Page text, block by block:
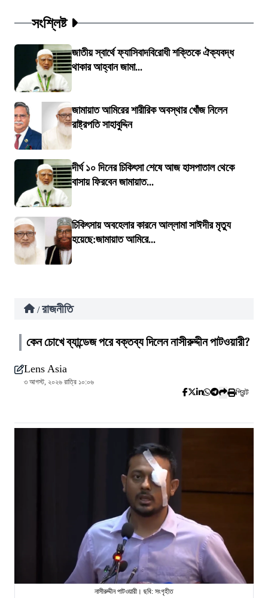
সংশ্লিষ্ট
জাতীয় স্বার্থে ফ্যাসিবাদবিরোধী শক্তিকে ঐক্যবদ্ধ
থাকার আহ্বান জামা...
জামায়াত আমিরের শারীরিক অবস্থার খোঁজ নিলেন
রাষ্ট্রপতি সাহাবুদ্দিন
দীর্ঘ ১০ দিনের চিকিৎসা শেষে আজ হাসপাতাল থেকে
বাসায় ফিরবেন জামায়াত...
চিকিৎসায় অবহেলার কারনে আল্লামা সাঈদীর মৃত্যু
হয়েছে:জামায়াত আমিরে...
/ রাজনীতি
কেন চোখে ব্যান্ডেজ পরে বক্তব্য দিলেন নাসীরুদ্দীন পাটওয়ারী?
Lens Asia
৩ আগস্ট, ২০২৬ রাত্রি ১০:০৬
প্রিন্ট
নাসীরুদ্দীন পাটওয়ারী। ছবি: সংগৃহীত